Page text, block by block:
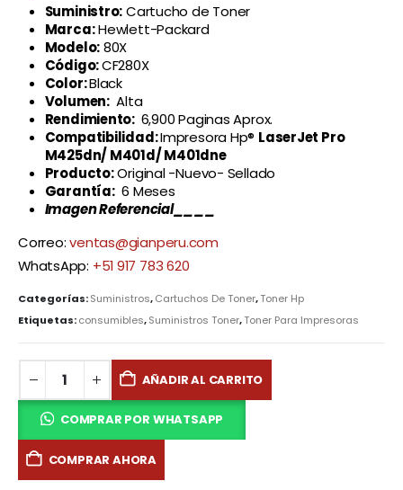
Suministro:Cartucho de Toner
Marca:Hewlett-Packard
Modelo:80X
Código:CF280X
Color:Black
Volumen:Alta
Rendimiento: 6,900 Paginas Aprox.
Compatibilidad:Impresora Hp® LaserJet Pro
M425dn/ M401d/ M401dne
Producto:Original -Nuevo- Sellado
Garantía:6 Meses
Imagen Referencial____
Correo:ventas@gianperu.com
WhatsApp: +51 917 783 620
Categorías:Suministros,Cartuchos De Toner,Toner Hp
Etiquetas:consumibles,Suministros Toner,Toner Para Impresoras
AÑADIR AL CARRITO
COMPRAR POR WHATSAPP
COMPRAR AHORA